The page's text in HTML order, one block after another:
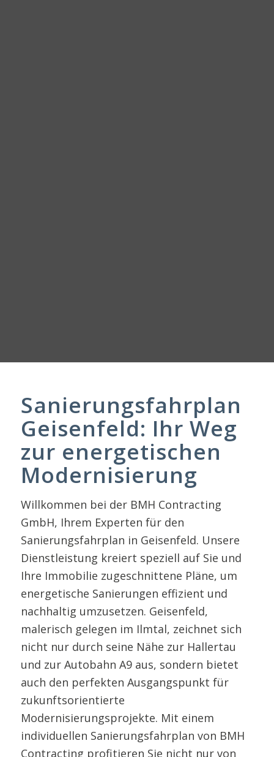
Sanierungsfahrplan
Geisenfeld: Ihr Weg
zur energetischen
Modernisierung
Willkommen bei der BMH Contracting
GmbH, Ihrem Experten für den
Sanierungsfahrplan in Geisenfeld. Unsere
Dienstleistung kreiert speziell auf Sie und
Ihre Immobilie zugeschnittene Pläne, um
energetische Sanierungen effizient und
nachhaltig umzusetzen. Geisenfeld,
malerisch gelegen im Ilmtal, zeichnet sich
nicht nur durch seine Nähe zur Hallertau
und zur Autobahn A9 aus, sondern bietet
auch den perfekten Ausgangspunkt für
zukunftsorientierte
Modernisierungsprojekte. Mit einem
individuellen Sanierungsfahrplan von BMH
Contracting profitieren Sie nicht nur von